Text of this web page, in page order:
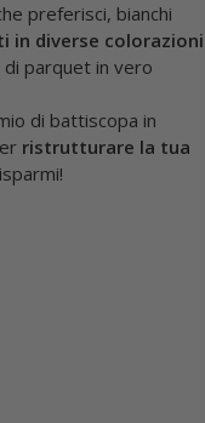
preferisci, bianchi
in diverse colorazioni
parquet in vero
di battiscopa in
ristrutturare la tua